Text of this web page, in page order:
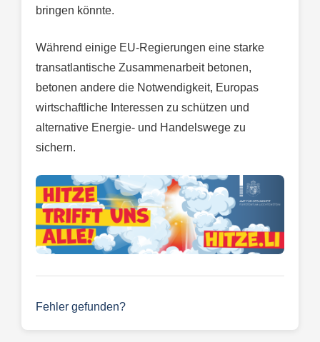
bringen könnte.
Während einige EU-Regierungen eine starke
transatlantische Zusammenarbeit betonen,
betonen andere die Notwendigkeit, Europas
wirtschaftliche Interessen zu schützen und
alternative Energie- und Handelswege zu
sichern.
Fehler gefunden?